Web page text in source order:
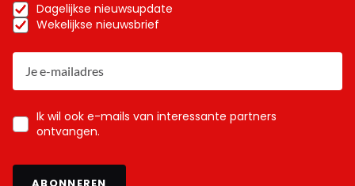
Dagelijkse nieuwsupdate
Wekelijkse nieuwsbrief
Ik wil ook e-mails van interessante partners
ontvangen.
ABONNEREN